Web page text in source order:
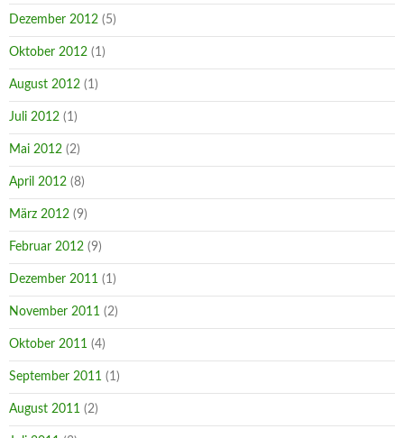
Dezember 2012 (5)
Oktober 2012 (1)
August 2012 (1)
Juli 2012 (1)
Mai 2012 (2)
April 2012 (8)
März 2012 (9)
Februar 2012 (9)
Dezember 2011 (1)
November 2011 (2)
Oktober 2011 (4)
September 2011 (1)
August 2011 (2)